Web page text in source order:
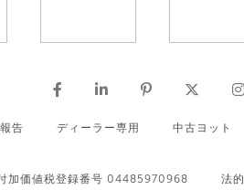
告 ディーラー専用 中古ヨット
加価値税登録番号 04485970968 法